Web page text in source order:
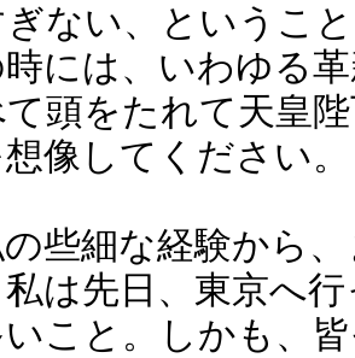
ぎない、というこ
には、いわゆる
頭をたれて天皇
像してください。
些細な経験から
は先日、東京へ
こと。しかも、